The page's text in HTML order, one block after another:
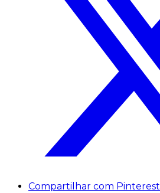
Compartilhar com Pinterest